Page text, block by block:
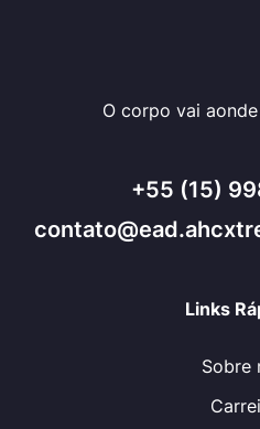
O corpo vai
+55 (15)
Links
Sobre